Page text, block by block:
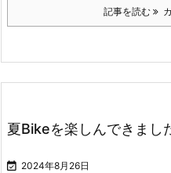
記事を読む
夏Bikeを楽しんできまし
 2024年8月26日